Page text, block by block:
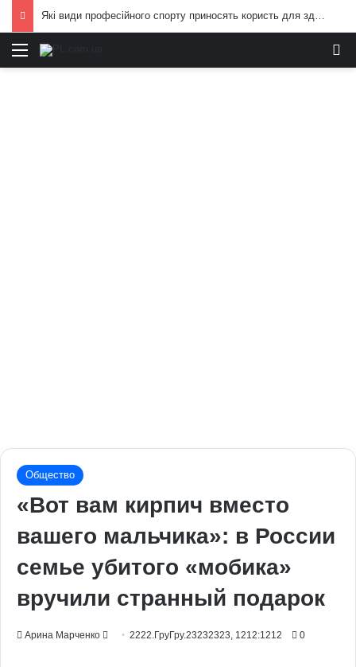
Які види професійного спорту приносять користь для здоров’я: поради експертів
Меню
Общество
«Вот вам кирпич вместо
вашего мальчика»: в России
семье убитого «мобика»
вручили странный подарок
Арина Марченко
Send2222.ГруГру.23232323, 1212:1212 0